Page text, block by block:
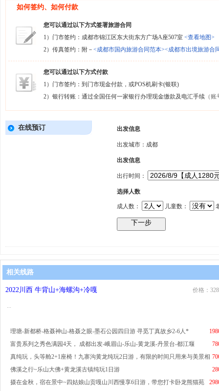
如何签约、如何付款
您可以通过以下方式签署旅游合同
1）门市签约：成都市锦江区东大街东方广场A座507室 <查看地图>
2）传真签约：附－ <成都市国内旅游合同范本><成都市出境旅游合
您可以通过以下方式付款
1）门市签约：到门市现金付款，或POS机刷卡(银联)
2）银行转账：通过全国任何一家银行办理现金缴款及电汇手续 （
在线预订 出发信息
出发城市：成都
出发信息
出行时间：
选择人数
成人数： 儿童数：
相关线路
2022川西 牛背山+海螺沟+冷嘎 价格：
...
理塘-新都桥-格聂神山-格聂之眼-墨石公园四日游 寻觅丁真故乡2-6人*
富贵系列之秀色满园4天， 成都出发-峨眉山-乐山-黄龙溪-丹景台-都江堰
真纯玩，头等舱2+1座椅！九寨沟黄龙纯玩2日游，有限的时间只用来与美景相
佛溪之行~乐山大佛+黄龙溪古镇纯玩1日游
摄在金秋，宿在景中~四姑娘山贡嘎山川西慢享6日游，带您打卡卧龙熊猫苑